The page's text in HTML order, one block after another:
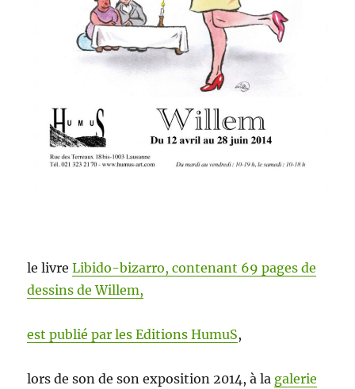
le livreLibido-bizarro, con­tenant 69 pages de
dessins de Willem,
est pub­lié par les Edi­tions HumuS,
lors de son de son expo­si­tion 2014, à la galerie